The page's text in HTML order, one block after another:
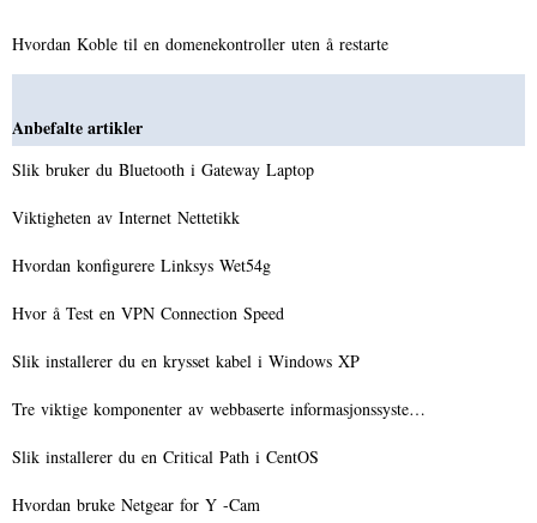
Hvordan Koble til en domenekontroller uten å restarte
Anbefalte artikler
Slik bruker du Bluetooth i Gateway Laptop
Viktigheten av Internet Nettetikk
Hvordan konfigurere Linksys Wet54g
Hvor å Test en VPN Connection Speed ​​
Slik installerer du en krysset kabel i Windows XP
Tre viktige komponenter av webbaserte informasjonssyste…
Slik installerer du en Critical Path i CentOS
Hvordan bruke Netgear for Y -Cam